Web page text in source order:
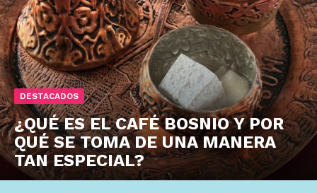
DESTACADOS
¿QUÉ ES EL CAFÉ BOSNIO Y POR
QUÉ SE TOMA DE UNA MANERA
TAN ESPECIAL?